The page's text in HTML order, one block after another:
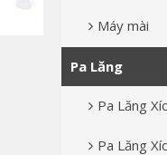
Máy mài
Pa Lăng
Pa Lăng
Pa Lăng